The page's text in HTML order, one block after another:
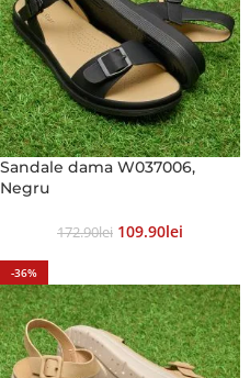
Sandale dama W037006,
Negru
172.90Lei 109.90Lei
-36%